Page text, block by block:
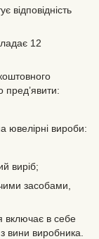
відповідність
12
пред’явити:
вироби:
виріб;
засобами,
в себе
вини виробника.